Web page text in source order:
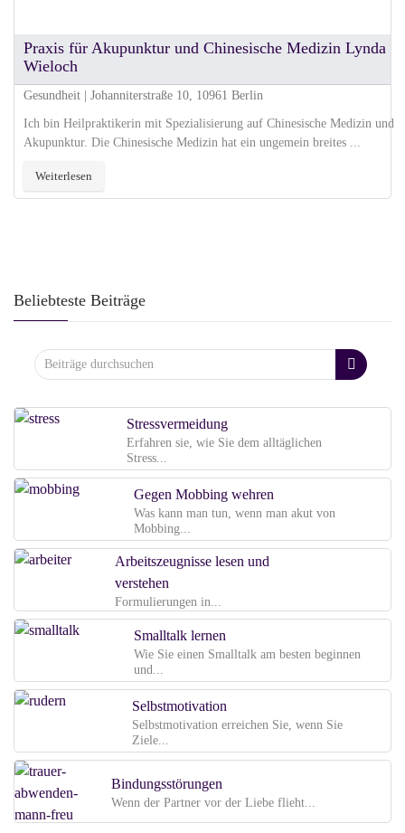
Praxis für Akupunktur und Chinesische Medizin Lynda
Wieloch
Gesundheit | Johanniterstraße 10, 10961 Berlin
Ich bin Heilpraktikerin mit Spezialisierung auf Chinesische Medizin und
Akupunktur. Die Chinesische Medizin hat ein ungemein breites ...
Weiterlesen
Beliebteste Beiträge
Stressvermeidung
Erfahren sie, wie Sie dem alltäglichen
Stress...
Gegen Mobbing wehren
Was kann man tun, wenn man akut von
Mobbing...
Arbeitszeugnisse lesen und
verstehen
Formulierungen in...
Smalltalk lernen
Wie Sie einen Smalltalk am besten beginnen
und...
Selbstmotivation
Selbstmotivation erreichen Sie, wenn Sie
Ziele...
Bindungsstörungen
Wenn der Partner vor der Liebe flieht...